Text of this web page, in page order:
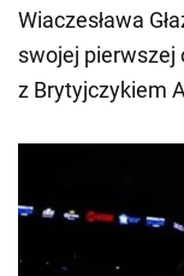
Wiaczesława
swojej pierwszej
z Brytyjczykiem